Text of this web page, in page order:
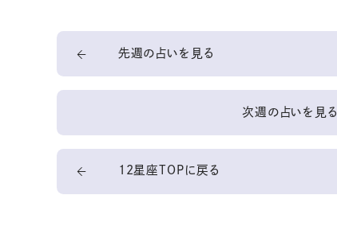
先週の占いを見る
次週の占いを見る
12星座TOPに戻る